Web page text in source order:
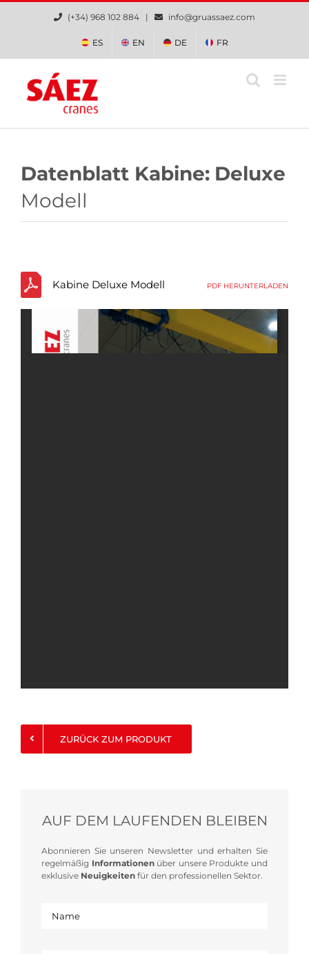
Zum
(+34) 968 102 884 | info@gruassaez.com
ES EN DE FR
Datenblatt Kabine: Deluxe
Modell
Kabine Deluxe Modell PDF HERUNTERLADEN
ZURÜCK ZUM PRODUKT
AUF DEM LAUFENDEN BLEIBEN
Abonnieren Sie unseren Newsletter und erhalten Sie
regelmäßig Informationenüber unsere Produkte und
exklusive Neuigkeiten für den professionellen Sektor.